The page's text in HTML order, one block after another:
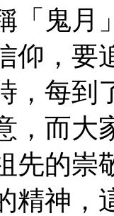
鬼月
仰，要
，每到
，而大
先的崇
精神，